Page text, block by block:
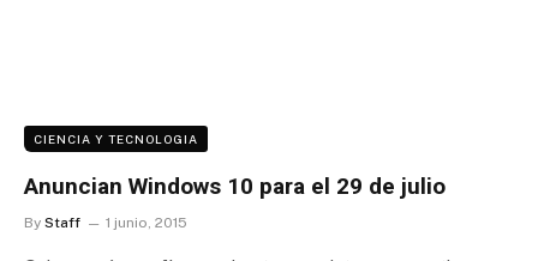
CIENCIA Y TECNOLOGIA
Anuncian Windows 10 para el 29 de julio
By Staff 1 junio, 2015